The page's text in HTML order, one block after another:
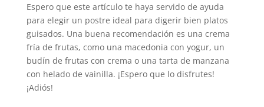
Espero que este artículo te haya servido de ayuda
para elegir un postre ideal para digerir bien platos
guisados. Una buena recomendación es una crema
fría de frutas, como una macedonia con yogur, un
budín de frutas con crema o una tarta de manzana
con helado de vainilla. ¡Espero que lo disfrutes!
¡Adiós!